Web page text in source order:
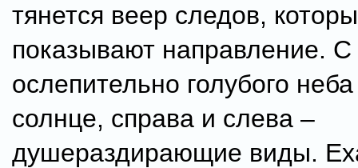
тянется веер следов,
показывают направление. С
ослепительно голубого неба
солнце, справа и слева –
душераздирающие виды.